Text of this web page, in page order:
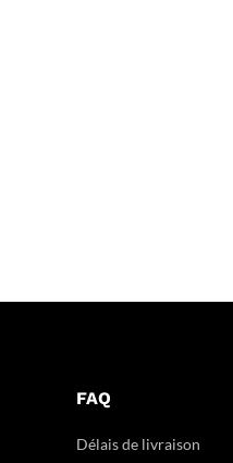
FAQ
Délais de livraison